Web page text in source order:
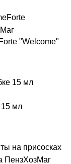
"Welcome"
мл